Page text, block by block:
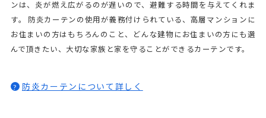
ンは、炎が燃え広がるのが遅いので、避難する時間を与えてくれま
す。 防炎カーテンの使用が義務付けられている、高層マンションに
お住まいの方はもちろんのこと、どんな建物にお住まいの方にも選
んで頂きたい、大切な家族と家を守ることができるカーテンです。
? 防炎カーテンについて詳しく